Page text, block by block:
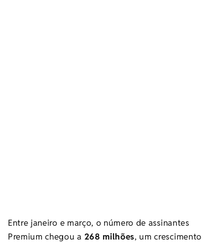
Entre janeiro e março, o número de assinantes
Premium chegou a 268 milhões, um crescimento